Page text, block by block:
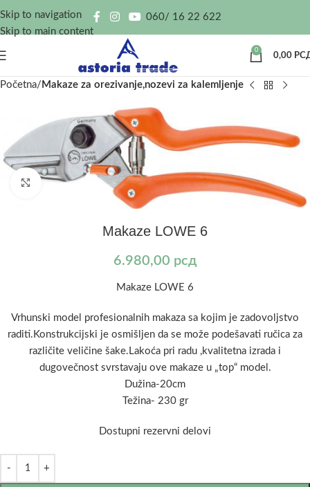
Skip to navigation
Skip to main content
060/ 16 22 622
0
0,00
Početna Makaze za orezivanje,nozevi za kalemljenje
Kliknite za uvećanje
Makaze LOWE 6
6.980,00 рсд
Makaze LOWE 6
Vrhunski model profesionalnih makaza sa kojim je zadovoljstvo
raditi.Konstrukcijski je osmišljen da se može podešavati ručica za
različite veličine šake.Lakoća pri radu ,kvalitetna izrada i
dugovečnost svrstavaju ove makaze u „top“ model.
Dužina-20cm
Težina- 230 gr
Dostupni rezervni delovi